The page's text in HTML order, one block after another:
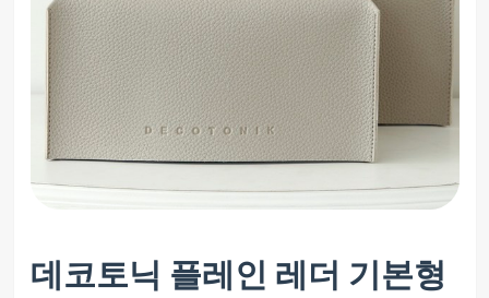
데코토닉 플레인 레더 기본형